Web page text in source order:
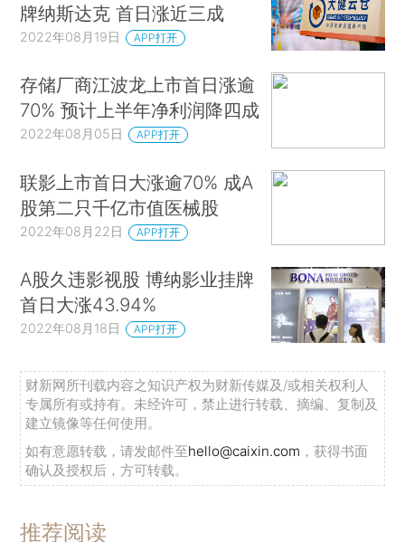
牌纳斯达克 首日涨近三成
2022年08月19日 APP打开
存储厂商江波龙上市首日涨逾
70% 预计上半年净利润降四成
2022年08月05日 APP打开
联影上市首日大涨逾70% 成A
股第二只千亿市值医械股
2022年08月22日 APP打开
A股久违影视股 博纳影业挂牌
首日大涨43.94%
2022年08月18日 APP打开
财新网所刊载内容之知识产权为财新传媒及/或相关权利人
专属所有或持有。未经许可，禁止进行转载、摘编、复制及
建立镜像等任何使用。
如有意愿转载，请发邮件至hello@caixin.com ，获得书面
确认及授权后，方可转载。
推荐阅读